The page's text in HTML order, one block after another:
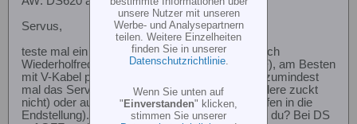
Servus,
teste mal ein anderes Servo (falls du dir bezüglich
Wiederholfrequenz unsicher bist -> DS auf OFF), am Besten
mit V-Kabel parallel zum DS620. So kannst du zumindest
mal das Servo als ßbeltäter bestätigen (das andere zuckt
nicht) oder ausschließen (beide zucken und laufen in die
Endstellung). Welchen Sender/Empfänger nutzt du? Bei DS
unsere Nutzer mit unseren
Werbe- und Analysepartnern
teilen. Weitere Einzelheiten
finden Sie in unserer
Datenschutzrichtlinie.
Wenn Sie unten auf
"Einverstanden" klicken,
stimmen Sie unserer